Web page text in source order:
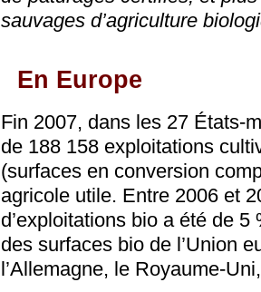
sauvages d’agriculture
En Europe
Fin 2007, dans les 27 États-
de 188 158 exploitations
(surfaces en conversion
agricole utile. Entre 2006 et
d’exploitations bio a été de
des surfaces bio de l’Union
l’Allemagne, le Royaume-